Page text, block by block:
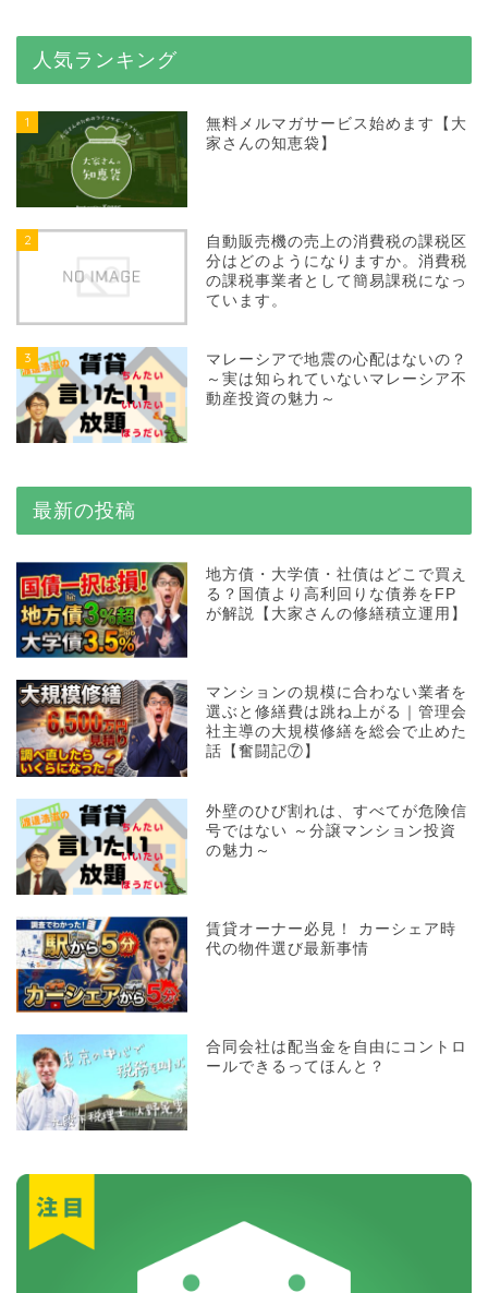
人気ランキング
1
無料メルマガサービス始めます【大
家さんの知恵袋】
2
自動販売機の売上の消費税の課税区
分はどのようになりますか。消費税
の課税事業者として簡易課税になっ
ています。
3
マレーシアで地震の心配はないの？
～実は知られていないマレーシア不
動産投資の魅力～
最新の投稿
地方債・大学債・社債はどこで買え
る？国債より高利回りな債券をFP
が解説【大家さんの修繕積立運用】
マンションの規模に合わない業者を
選ぶと修繕費は跳ね上がる｜管理会
社主導の大規模修繕を総会で止めた
話【奮闘記⑦】
外壁のひび割れは、すべてが危険信
号ではない ～分譲マンション投資
の魅力～
賃貸オーナー必見！ カーシェア時
代の物件選び最新事情
合同会社は配当金を自由にコントロ
ールできるってほんと？